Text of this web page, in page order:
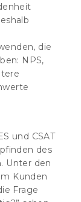
die
NPS,
und CSAT
des
Unter den
Kunden
Frage